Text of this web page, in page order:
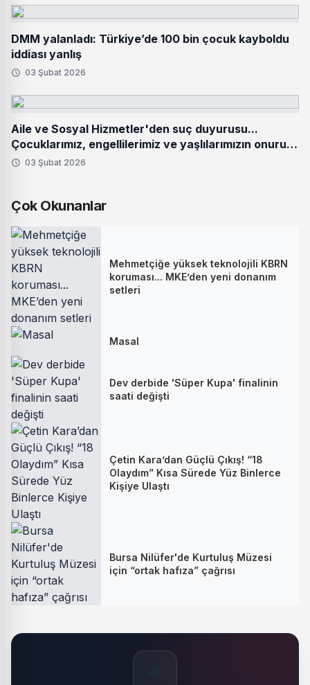
DMM yalanladı: Türkiye’de 100 bin çocuk kayboldu
iddiası yanlış
03 Şubat 2026
Aile ve Sosyal Hizmetler'den suç duyurusu...
Çocuklarımız, engellilerimiz ve yaşlılarımızın onuru
hedef alınamaz
03 Şubat 2026
Çok Okunanlar
Mehmetçiğe yüksek teknolojili KBRN
koruması... MKE’den yeni donanım
setleri
Masal
Dev derbide 'Süper Kupa' finalinin
saati değişti
Çetin Kara’dan Güçlü Çıkış! “18
Olaydım” Kısa Sürede Yüz Binlerce
Kişiye Ulaştı
Bursa Nilüfer'de Kurtuluş Müzesi
için “ortak hafıza” çağrısı